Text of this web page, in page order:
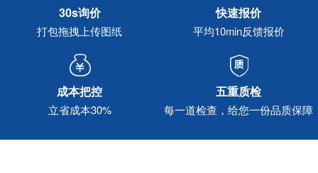
30s询价
打包拖拽上传图纸
快速报价
平均10min反馈报价
成本把控
立省成本30%
五重质检
每一道检查，给您一份品质保障